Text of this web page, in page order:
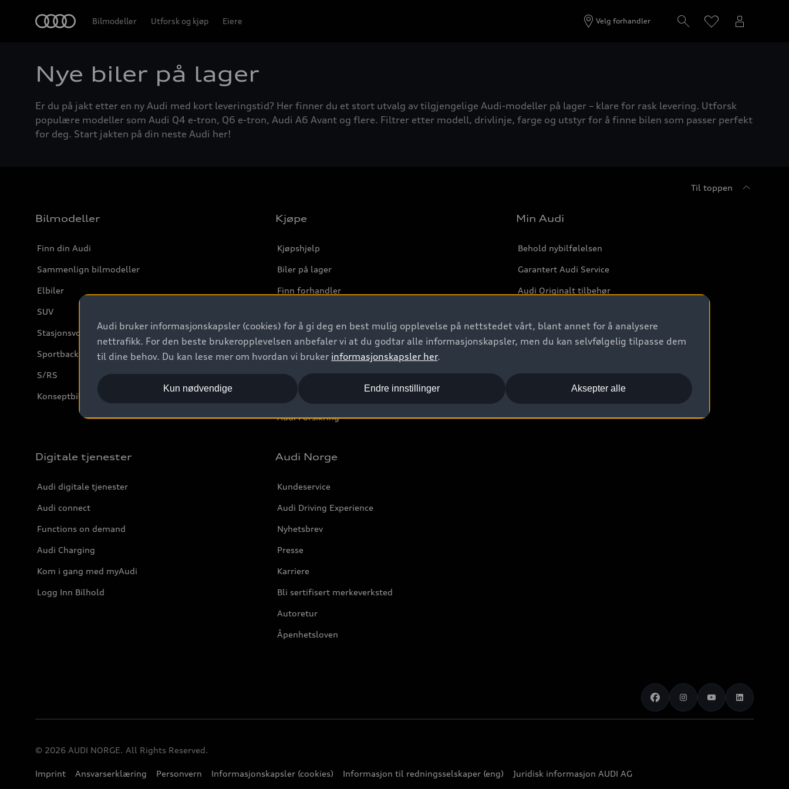
Bilmodeller Utforsk og kjøp Eiere Velg forhandler
Nye biler på lager
Er du på jakt etter en ny Audi med kort leveringstid? Her finner du et stort utvalg av tilgjengelige Audi-modeller på lager – klare for rask levering. Utforsk
populære modeller som Audi Q4 e-tron, Q6 e-tron, Audi A6 Avant og flere. Filtrer etter modell, drivlinje, farge og utstyr for å finne bilen som passer perfekt
for deg. Start jakten på din neste Audi her!
Til toppen
Bilmodeller
Finn din Audi
Sammenlign bilmodeller
Elbiler
SUV
Stasjonsvogn
Sportback
S/RS
Konseptbiler og prototyper
Kjøpe
Kjøpshjelp
Biler på lager
Finn forhandler
Kontakt forhandler
Prislister
Leasing
Bilgarantier
Audi Forsikring
Min Audi
Behold nybilfølelsen
Garantert Audi Service
Audi Originalt tilbehør
Digitale tjenester
Audi digitale tjenester
Audi connect
Functions on demand
Audi Charging
Kom i gang med myAudi
Logg Inn Bilhold
Audi Norge
Kundeservice
Audi Driving Experience
Nyhetsbrev
Presse
Karriere
Bli sertifisert merkeverksted
Autoretur
Åpenhetsloven
© 2026 AUDI NORGE. All Rights Reserved.
Imprint Ansvarserklæring Personvern Informasjonskapsler (cookies) Informasjon til redningsselskaper (eng) Juridisk informasjon AUDI AG
Audi bruker informasjonskapsler (cookies) for å gi deg en best mulig opplevelse på nettstedet vårt, blant annet for å analysere
nettrafikk. For den beste brukeropplevelsen anbefaler vi at du godtar alle informasjonskapsler, men du kan selvfølgelig tilpasse dem
til dine behov. Du kan lese mer om hvordan vi bruker informasjonskapsler her.
Aksepter alle
Kun nødvendige Endre innstillinger